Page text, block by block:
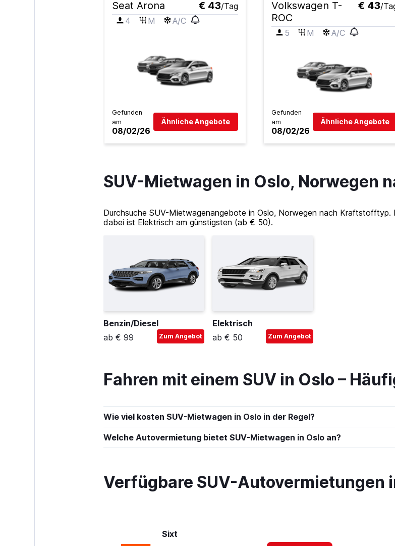
Seat Arona € 43/Tag
4
M A/C
Gefunden
am
08/02/26
Ähnliche Angebote
Volkswagen T-
ROC
€ 43/
5 M A/C
Gefunden
am
08/02/26
Ähnliche Angebote
SUV-Mietwagen in Oslo, Norwegen
Durchsuche SUV-Mietwagenangebote in Oslo, Norwegen nach
dabei ist Elektrisch am günstigsten (ab € 50).
Benzin/Diesel
ab € 99
Zum Angebot
Elektrisch
ab € 50
Zum Angebot
Fahren mit einem SUV in Oslo –
Wie viel kosten SUV-Mietwagen in Oslo in der Regel?
Welche Autovermietung bietet SUV-Mietwagen in Oslo an?
Verfügbare SUV-Autovermietungen
Sixt